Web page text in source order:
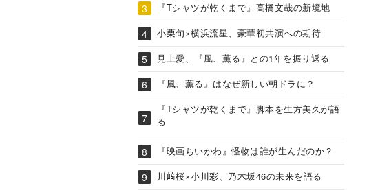
『Tシャツが乾くまで』高橋文哉の新境地
小栗旬×横浜流星、豪華初共演への期待
見上愛、『風、薫る』との1年を振り返る
『風、薫る』はなぜ新しい朝ドラに？
『Tシャツが乾くまで』脚本を生方美久が語
る
『映画ちいかわ』怪物は誰が生んだのか？
川﨑桜×小川彩、乃木坂46の未来を語る